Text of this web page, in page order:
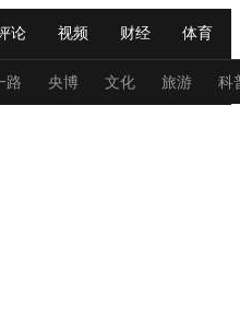
论 视频 财经 体育
人 央视快评 习式妙语
听音 微视频 主持人
路 央博 文化 旅游 科